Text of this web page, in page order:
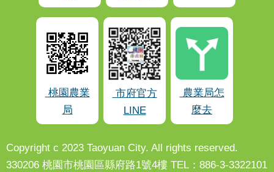
桃園農業
局
市府官方
LINE
農業局怎
麼去
Copyright c 2023 Taoyuan City. All rights reserved.
330206 桃園市桃園區縣府路1號4樓 TEL：886-3-3322101